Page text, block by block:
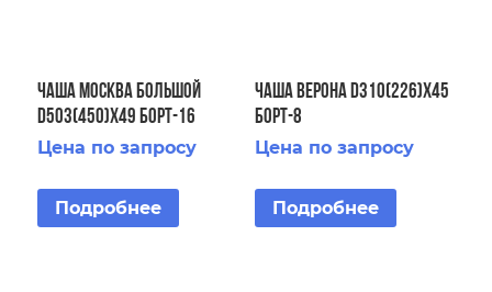
ЧАША Москва большой
D503(450)х49 Борт-16
Цена по запросу
Подробнее
ЧАША Верона D310(226)х45
Борт-8
Цена по запросу
Подробнее